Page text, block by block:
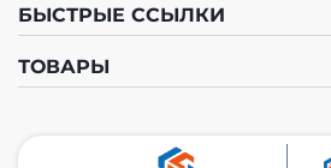
БЫСТРЫЕ ССЫЛКИ
ТОВАРЫ